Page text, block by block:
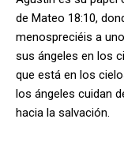
de Mateo 18:10,
menospreciéis a
sus ángeles en los
que está en los
los ángeles cuidan
hacia la salvación.